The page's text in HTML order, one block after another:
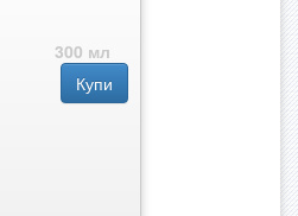
300 мл
Купи